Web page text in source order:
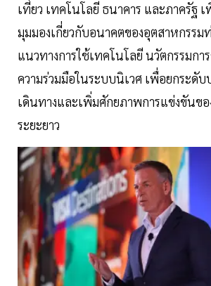
เที่ยว เทคโนโลยี ธนาคาร และภาครัฐ
มุมมองเกี่ยวกับอนาคตของอุตสาหกรรม
แนวทางการใช้เทคโนโลยี นวัตกรรมกา
ความร่วมมือในระบบนิเวศ เพื่อยกระดั
เดินทางและเพิ่มศักยภาพการแข่งขันข
ระยะยาว